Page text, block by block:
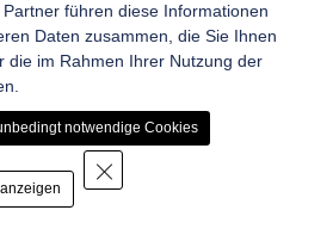
führen diese Informationen
Daten zusammen, die Sie Ihnen
die im Rahmen Ihrer Nutzung der
notwendige Cookies